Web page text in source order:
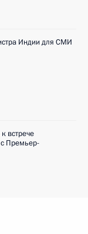
Индии для СМИ
встрече
Премьер-